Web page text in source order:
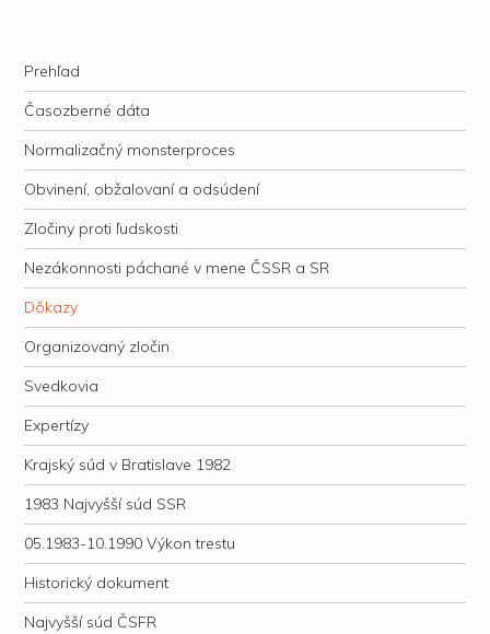
justície
Navigation
Skip to content
Prehľad
Časozberné dáta
Normalizačný monsterproces
Obvinení, obžalovaní a odsúdení
Zločiny proti ľudskosti
Nezákonnosti páchané v mene ČSSR a SR
Dôkazy
Organizovaný zločin
Svedkovia
Expertízy
Krajský súd v Bratislave 1982
1983 Najvyšší súd SSR
05.1983-10.1990 Výkon trestu
Historický dokument
Najvyšší súd ČSFR